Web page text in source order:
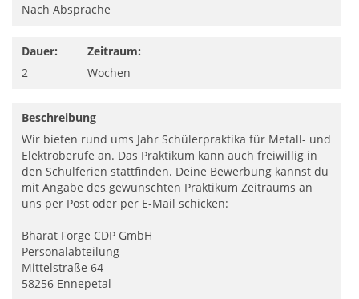
Nach Absprache
Dauer:
2
Zeitraum:
Wochen
Beschreibung
Wir bieten rund ums Jahr Schülerpraktika für Metall- und
Elektroberufe an. Das Praktikum kann auch freiwillig in
den Schulferien stattfinden. Deine Bewerbung kannst du
mit Angabe des gewünschten Praktikum Zeitraums an
uns per Post oder per E-Mail schicken:
Bharat Forge CDP GmbH
Personalabteilung
Mittelstraße 64
58256 Ennepetal